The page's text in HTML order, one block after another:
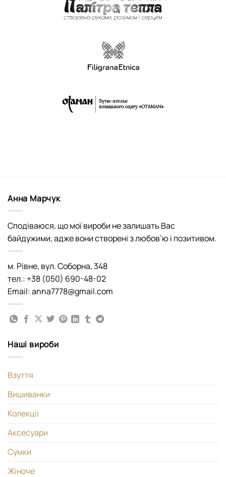
Анна Марчук
Сподіваюся, що мої вироби не залишать Вас
байдужими, адже вони створені з любов’ю і позитивом.
м. Рівне, вул. Соборна, 348
тел.: +38 (050) 690-48-02
Email: anna7778@gmail.com
Наші вироби
Взуття
Вишиванки
Колекціі
Аксесуари
Сумки
Жіноче